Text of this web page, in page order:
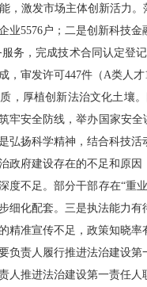
激发市场主体创新活力。
业5576户；二是创新科技
务，完成技术合同认定登
，审发许可447件（A类人才
厚植创新法治文化土壤。
牢安全防线，举办国家安
弘扬科学精神，结合科技
府建设存在的不足和原因
不足。部分干部存在“重业
细化配套。三是执法能力
精准宣传不足，政策知晓率
责人履行推进法治建设第
推进法治建设第一责任人